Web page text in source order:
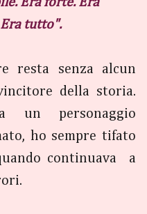
tutto".
resta senza alcun
della storia.
un personaggio
ho sempre tifato
continuava a